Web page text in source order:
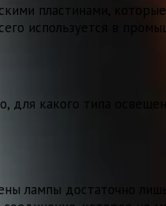
пластинами,
используется в
какого типа
лампы достаточно